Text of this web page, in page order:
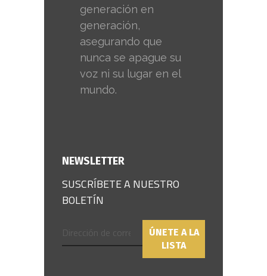
generación en
generación,
asegurando que
nunca se apague su
voz ni su lugar en el
mundo.
NEWSLETTER
SUSCRÍBETE A NUESTRO
BOLETÍN